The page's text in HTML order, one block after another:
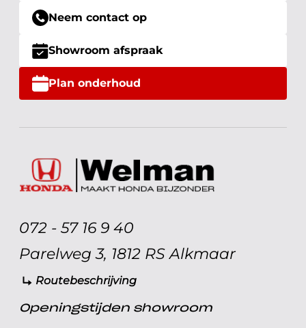
Neem contact op
Showroom afspraak
Plan onderhoud
072 - 57 16 9 40
Parelweg 3, 1812 RS Alkmaar
Routebeschrijving
Openingstijden showroom